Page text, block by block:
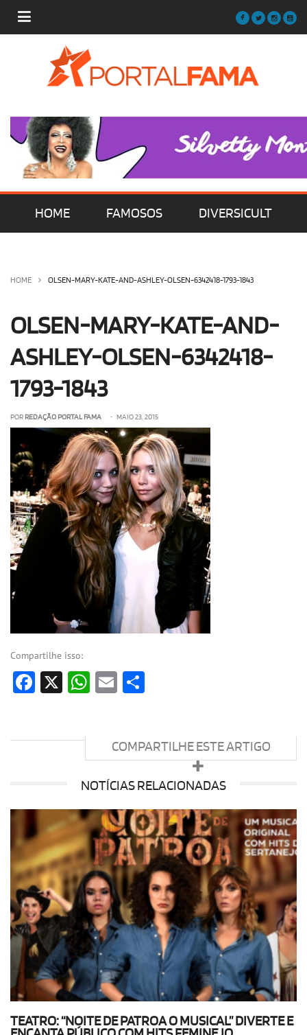
HOME FAMOSOS DIVERSICULT
OLHA ISSO! EU QUERO!
HOME OLSEN-MARY-KATE-AND-ASHLEY-OLSEN-6342418-1793-1843
OLSEN-MARY-KATE-AND-
ASHLEY-OLSEN-6342418-
1793-1843
POR REDAÇÃO PORTAL FAMA • MAIO 23, 2015
Compartilhe isso:
Facebook
X WhatsApp
Email
COMPARTILHE ESTE ARTIGO
NOTÍCIAS RELACIONADAS
TEATRO: “NOITE DE PATROA O MUSICAL” DIVERTE E